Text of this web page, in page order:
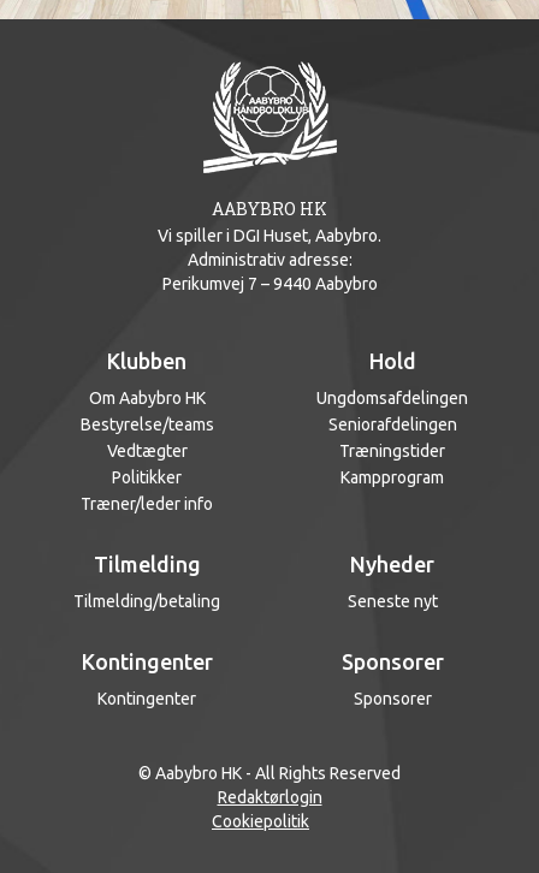
AABYBRO HK
Vi spiller i DGI Huset, Aabybro.
Administrativ adresse:
Perikumvej 7 – 9440 Aabybro
Klubben
Om Aabybro HK
Bestyrelse/teams
Vedtægter
Politikker
Træner/leder info
Hold
Ungdomsafdelingen
Seniorafdelingen
Træningstider
Kampprogram
Tilmelding
Tilmelding/betaling
Nyheder
Seneste nyt
Kontingenter
Kontingenter
Sponsorer
Sponsorer
© Aabybro HK - All Rights Reserved
Redaktørlogin
Cookiepolitik